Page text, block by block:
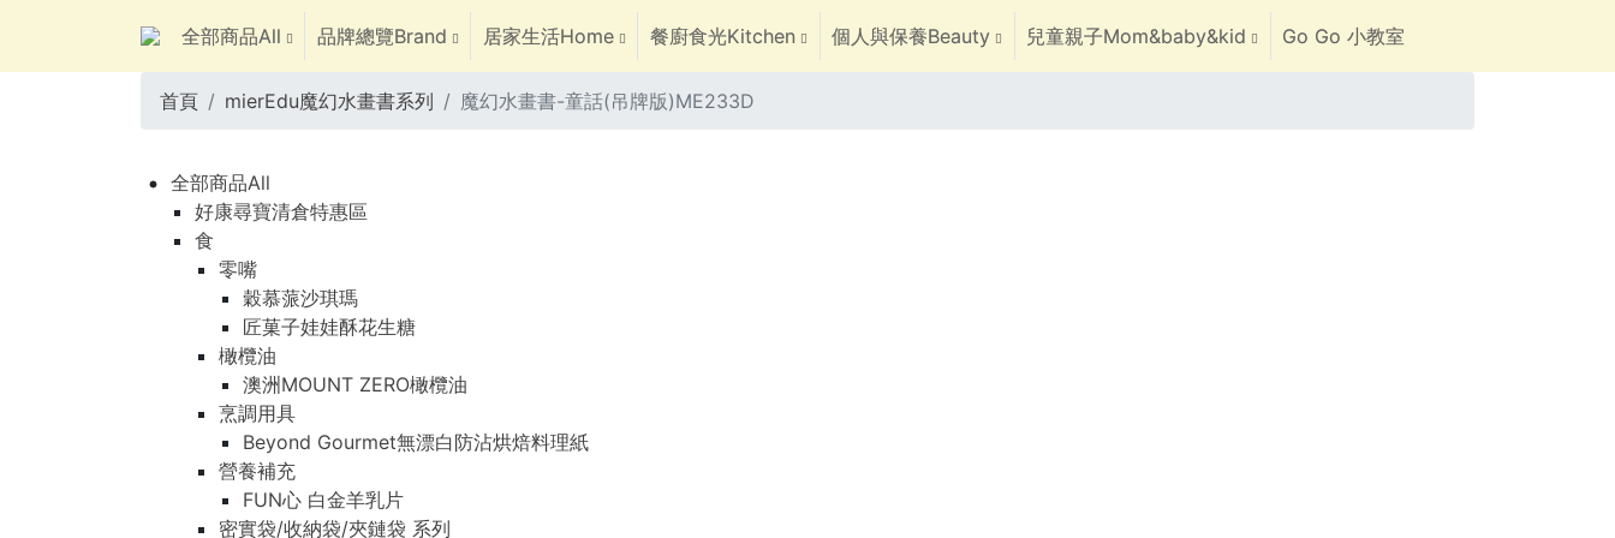
全部商品All 品牌總覽Brand 居家生活Home 餐廚食光Kitchen 個人與保養Beauty 兒童親子Mom&baby&kid Go Go 小教室
首頁 mierEdu魔幻水畫書系列 魔幻水畫書-童話(吊牌版)ME233D
全部商品All
好康尋寶清倉特惠區
食
零嘴
穀慕蒎沙琪瑪
匠菓子娃娃酥花生糖
橄欖油
澳洲MOUNT ZERO橄欖油
烹調用具
Beyond Gourmet無漂白防沾烘焙料理紙
營養補充
FUN心 白金羊乳片
密實袋/收納袋/夾鏈袋 系列